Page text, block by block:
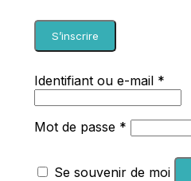
S’inscrire
Identifiant ou e-mail *
Mot de passe * Obligatoire
Se souvenir de moi